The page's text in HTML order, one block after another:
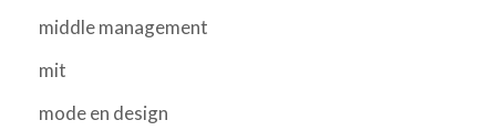
middle management
mit
mode en design